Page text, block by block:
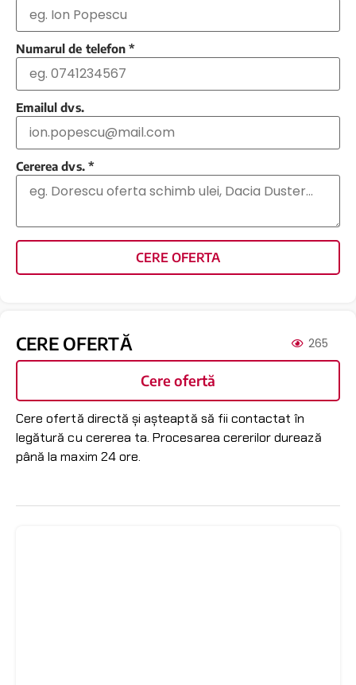
Numarul de telefon *
Emailul dvs.
Cererea dvs. *
CERE OFERTA
CERE OFERTĂ 265
Cere ofertă
Cere ofertă directă și așteaptă să fii contactat în
legătură cu cererea ta. Procesarea cererilor durează
până la maxim 24 ore.